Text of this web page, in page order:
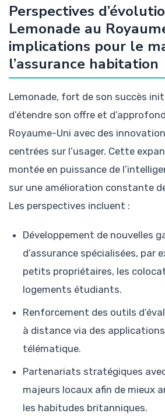
Perspectives
Lemonade au
implications pour le
l’assurance habitation
Lemonade, fort de son succès
d’étendre son offre et
Royaume-Uni avec des
centrées sur l’usager. Cette
montée en puissance de
sur une amélioration constante
Les perspectives incluent :
Développement de nouvelles
d’assurance spécialisées, par
petits propriétaires, les
logements étudiants.
Renforcement des outils
à distance via des
télématique.
Partenariats stratégiques
majeurs locaux afin de mieux
les habitudes britanniques.